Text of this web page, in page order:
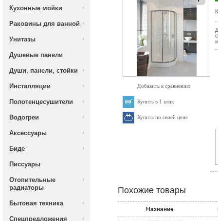
Кухонные мойки
Раковины для ванной
Унитазы
Душевые панели
Души, панели, стойки
Инсталляции
Полотенцесушители
Водогреи
Аксессуары
Биде
Писсуары
Отопительные
радиаторы
Бытовая техника
Спецпредложения
Добавить к сравнению
Купить в 1 клик
Купить по своей цене
Похожие товары
Название